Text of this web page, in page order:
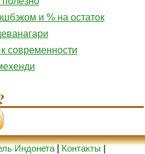
и % на остаток
современности
Индонета| Контакты